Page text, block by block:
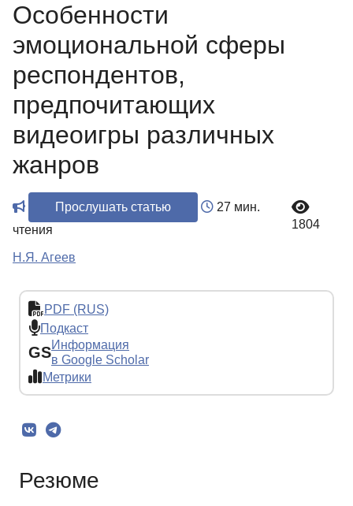
Особенности
эмоциональной сферы
респондентов,
предпочитающих
видеоигры различных
жанров
Прослушать статью
27 мин.
чтения
1804
Н.Я. Агеев
PDF (RUS)
Подкаст
GSИнформация
в Google Scholar
Метрики
Резюме